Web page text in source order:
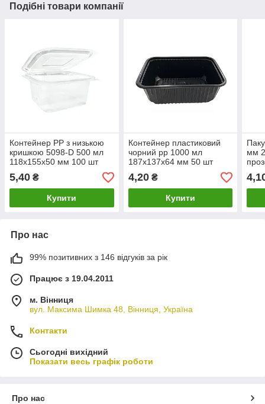
Подібні товари компанії
Контейнер PP з низькою
кришкою 5098-D 500 мл
118х155х50 мм 100 шт
пластикова упаковка для
їжі
5,40 ₴
Купити
Контейнер пластиковий
чорний рр 1000 мл
187х137х64 мм 50 шт
4,20₴
Купити
мм
Про нас
99% позитивних з 146 відгуків за рік
Працює з 19.04.2011
м. Вінниця
вул. Максима Шимка 48, Вінниця, Україна
Контакти
Сьогодні вихідний
Показати весь графік роботи
Про нас